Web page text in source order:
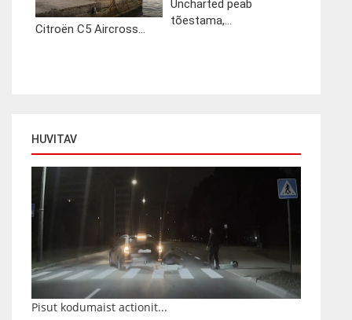
Citroën C5 Aircross...
Uncharted peab
tõestama,...
HUVITAV
Pisut kodumaist actionit...